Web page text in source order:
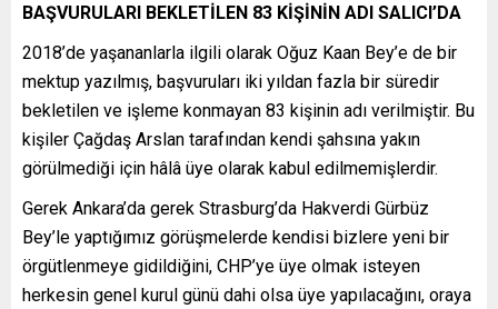
BAŞVURULARI BEKLETİLEN 83 KİŞİNİN ADI SALICI’DA
2018’de yaşananlarla ilgili olarak Oğuz Kaan Bey’e de bir
mektup yazılmış, başvuruları iki yıldan fazla bir süredir
bekletilen ve işleme konmayan 83 kişinin adı verilmiştir. Bu
kişiler Çağdaş Arslan tarafından kendi şahsına yakın
görülmediği için hâlâ üye olarak kabul edilmemişlerdir.
Gerek Ankara’da gerek Strasburg’da Hakverdi Gürbüz
Bey’le yaptığımız görüşmelerde kendisi bizlere yeni bir
örgütlenmeye gidildiğini, CHP’ye üye olmak isteyen
herkesin genel kurul günü dahi olsa üye yapılacağını, oraya